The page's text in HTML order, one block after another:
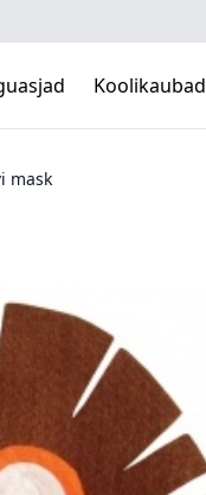
Koolikaubad
mask